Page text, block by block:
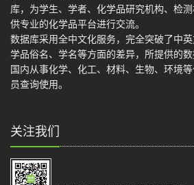
库，为学生、学者、化学品研究机构、检
供专业的化学品平台进行交流。
数据库采用全中文化服务，完全突破了中
学品俗名、学名等方面的差异，所提供的
国内从事化学、化工、材料、生物、环境
员查询使用。
关注我们